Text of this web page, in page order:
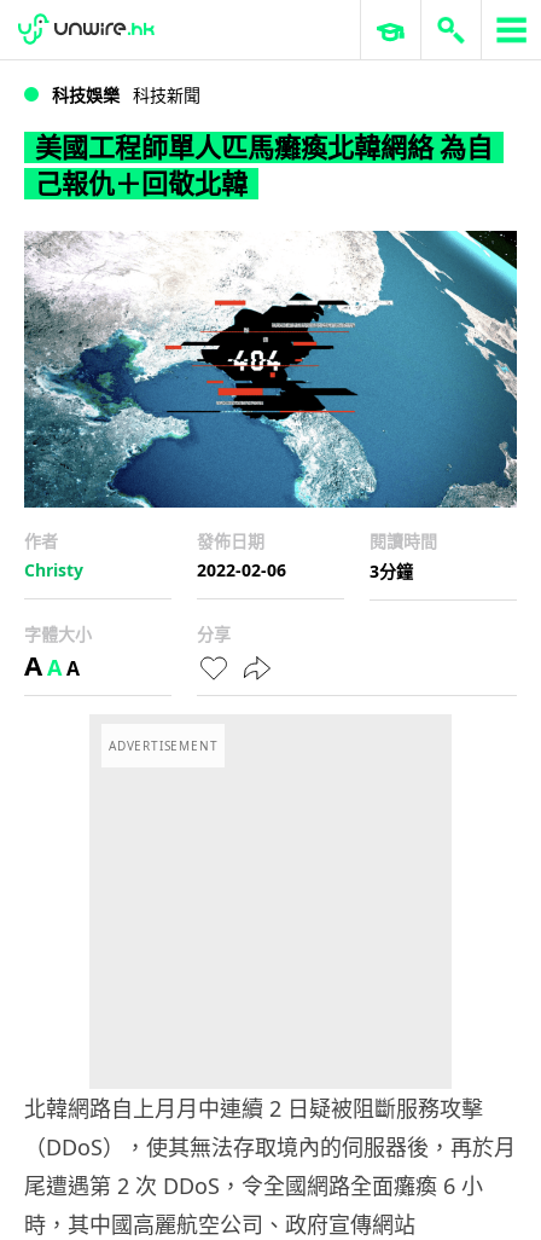
WWDC 2026 ERP 與商業 AI
科技娛樂 科技新聞
美國工程師單人匹馬癱瘓北韓網絡 為自
己報仇＋回敬北韓
作者
Christy
發佈日期
2022-02-06
閱讀時間
3分鐘
字體大小
AAA
分享
ADVERTISEMENT
北韓網路自上月月中連續 2 日疑被阻斷服務攻擊
（DDoS），使其無法存取境內的伺服器後，再於月
尾遭遇第 2 次 DDoS，令全國網路全面癱瘓 6 小
時，其中國高麗航空公司、政府宣傳網站